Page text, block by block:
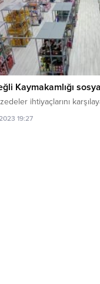
Kaymakamlığı
ihtiyaçlarını
19:27